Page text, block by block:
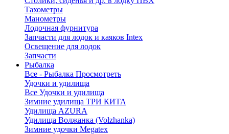
Тахометры
Манометры
Лодочная фурнитура
Запчасти для лодок и каяков Intex
Освещение для лодок
Запчасти
Рыбалка
Все - Рыбалка Просмотреть
Удочки и удилища
Все Удочки и удилища
Зимние удилища ТРИ КИТА
Удилища AZURA
Удилища Волжанка (Volzhanka)
Зимние удочки Megatex